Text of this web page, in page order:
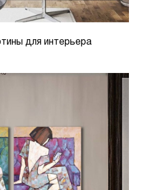
для интерьера